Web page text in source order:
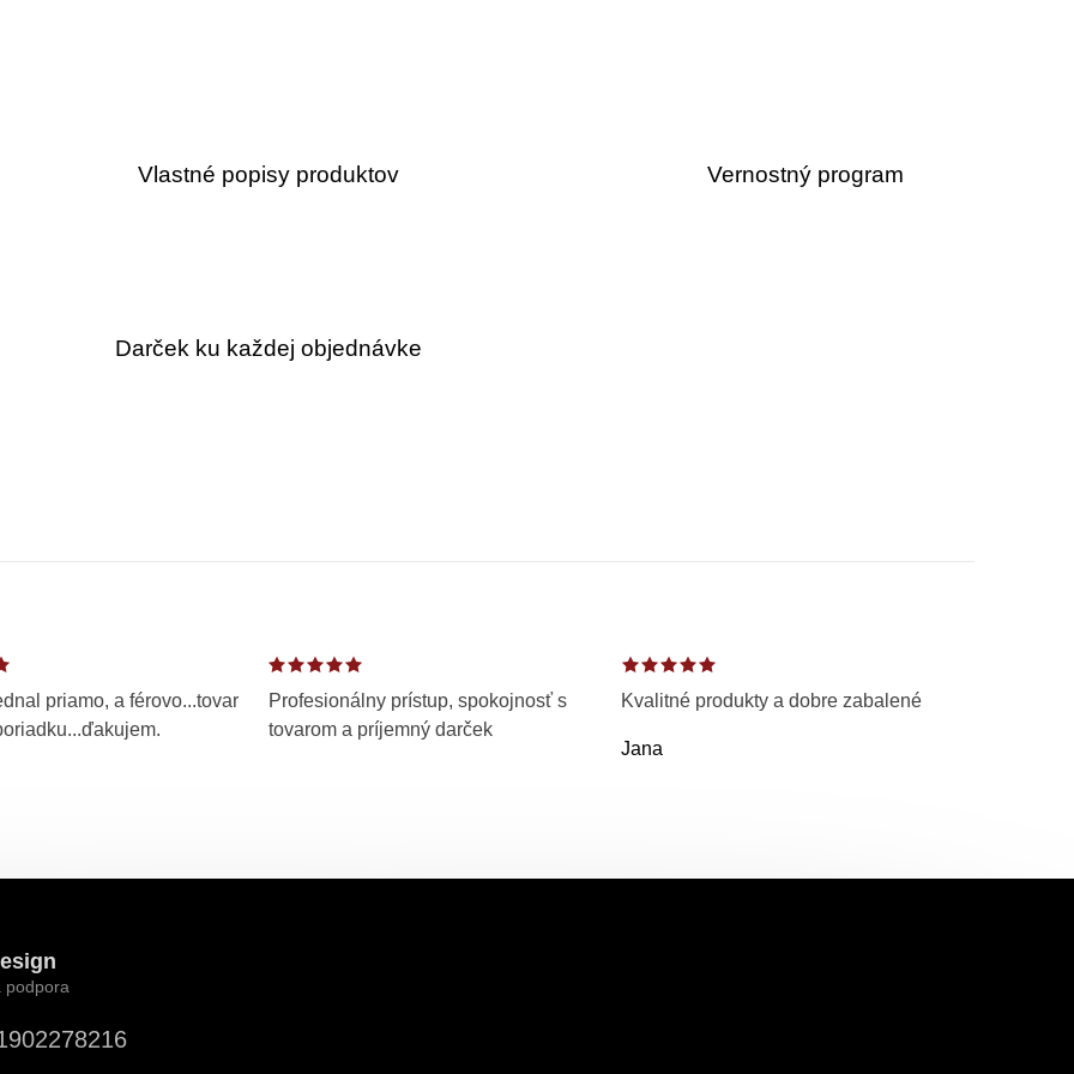
Vlastné popisy produktov Vernostný program
Darček ku každej objednávke
priamo, a férovo...tovar
Profesionálny prístup, spokojnosť s
tovarom a príjemný darček
Kvalitné produkty a dobre zabalené
Jana